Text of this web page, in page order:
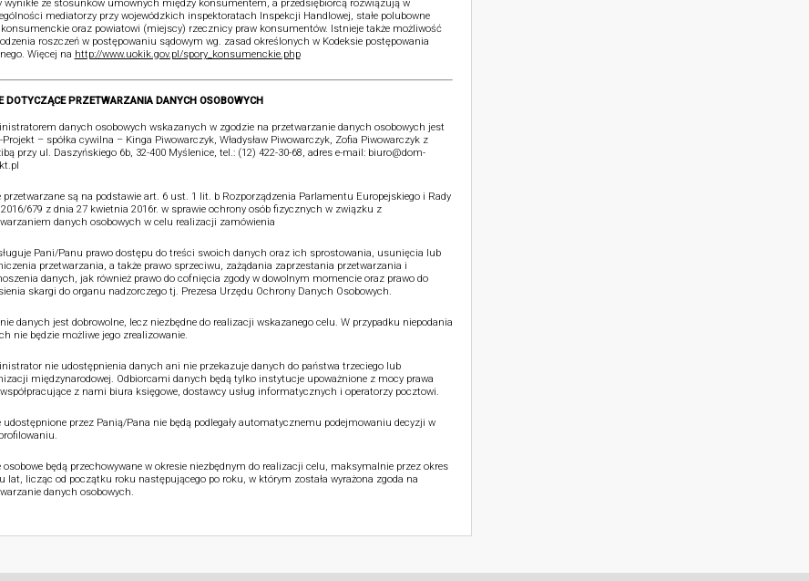
wynikłe ze stosunków umownych między konsumentem, a przedsiębiorcą rozwiązują w
mediatorzy przy wojewódzkich inspektoratach Inspekcji Handlowej, stałe polubowne
konsumenckie oraz powiatowi (miejscy) rzecznicy praw konsumentów. Istnieje także możliwość
roszczeń w postępowaniu sądowym wg. zasad określonych w Kodeksie postępowania
Więcej na http://www.uokik.gov.pl/spory_konsumenckie.php
DOTYCZĄCE PRZETWARZANIA DANYCH OSOBOWYCH
danych osobowych wskazanych w zgodzie na przetwarzanie danych osobowych jest
Projekt – spółka cywilna – Kinga Piwowarczyk, Władysław Piwowarczyk, Zofia Piwowarczyk z
przy ul. Daszyńskiego 6b, 32-400 Myślenice, tel.: (12) 422-30-68, adres e-mail: biuro@dom-
przetwarzane są na podstawie art. 6 ust. 1 lit. b Rozporządzenia Parlamentu Europejskiego i Rady
679 z dnia 27 kwietnia 2016r. w sprawie ochrony osób fizycznych w związku z
danych osobowych w celu realizacji zamówienia
Pani/Panu prawo dostępu do treści swoich danych oraz ich sprostowania, usunięcia lub
przetwarzania, a także prawo sprzeciwu, zażądania zaprzestania przetwarzania i
danych, jak również prawo do cofnięcia zgody w dowolnym momencie oraz prawo do
skargi do organu nadzorczego tj. Prezesa Urzędu Ochrony Danych Osobowych.
danych jest dobrowolne, lecz niezbędne do realizacji wskazanego celu. W przypadku niepodania
nie będzie możliwe jego zrealizowanie.
nie udostępnienia danych ani nie przekazuje danych do państwa trzeciego lub
międzynarodowej. Odbiorcami danych będą tylko instytucje upoważnione z mocy prawa
z nami biura księgowe, dostawcy usług informatycznych i operatorzy pocztowi.
udostępnione przez Panią/Pana nie będą podlegały automatycznemu podejmowaniu decyzji w
osobowe będą przechowywane w okresie niezbędnym do realizacji celu, maksymalnie przez okres
lat, licząc od początku roku następującego po roku, w którym została wyrażona zgoda na
danych osobowych.